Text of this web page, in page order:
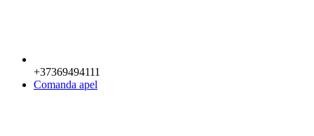
+37369494111
Comanda apel